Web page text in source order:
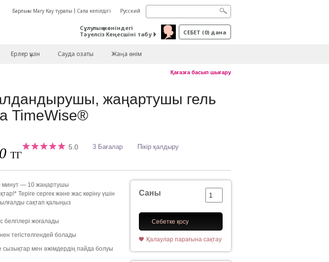
Барлығы Mary Kay туралы Сапа кепілдігі Русский
Сұлулық жөніндегі
Тәуелсіз Кеңесшіні табу
СЕБЕТ (0) дана
Ерлер үшін Сауда озаты Жаңа өнім
Қағазға басып шығару
жаңартушы гель
TimeWise®
ТГ
5.0 3 Бағалар Пікір қалдыру
Саны
Себетке қосу
Қалаулар парағына сақтау
минут — 10 жаңартушы
Теріге сергек және жас көріну үшін
ылғалды сақтап қалыңыз
белгілері жоғалады
тегістелгендей болады
сызықтар мен әжімдердің пайда болуы